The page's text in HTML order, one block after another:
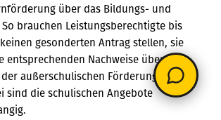
über das Bildungs- und
brauchen Leistungsberechtigte bis
keinen gesonderten Antrag stellen, sie
entsprechenden Nachweise über die
außerschulischen Förderung
sind die schulischen Angebote